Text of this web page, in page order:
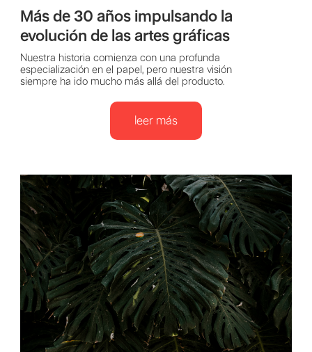
Más de 30 años impulsando la
evolución de las artes gráficas
Nuestra historia comienza con una profunda
especialización en el papel, pero nuestra visión
siempre ha ido mucho más allá del producto.
leer más